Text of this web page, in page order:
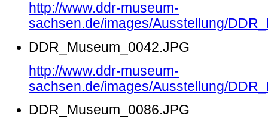
http://www.ddr-museum-
sachsen.de/images/Ausstellung/
DDR_Museum_0042.JPG
http://www.ddr-museum-
sachsen.de/images/Ausstellung/
DDR_Museum_0086.JPG